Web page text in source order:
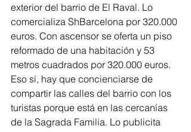
exterior del barrio de El Raval. Lo
comercializa ShBarcelona por 320.000
euros. Con ascensor se oferta un piso
reformado de una habitación y 53
metros cuadrados por 320.000 euros.
Eso sí, hay que concienciarse de
compartir las calles del barrio con los
turistas porque está en las cercanías
de la Sagrada Familia. Lo publicita